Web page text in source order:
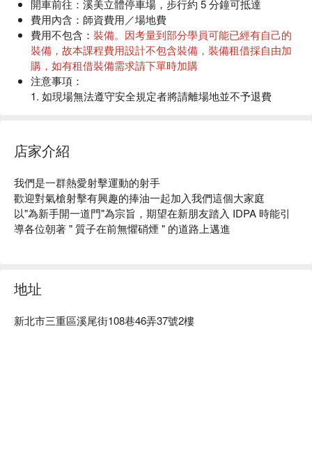
裝備規則介紹與說明
基本持握與射擊教學
IDPA 規則下彈匣更換練習
IDPA 規則下左、右轉、向後轉向射擊
IDPA 規則下移動後射擊
IDPA 規則下切派與戰術優先射擊
單手射擊
COF 實作
開車前往 ：溪美立體停車場，步行約 5 分鐘可抵達
費用內含 ：師資費用／場地費
費用不包含 ： 裝備。因考量到部分學員可能已經有自己的
裝備，故本課程費用設計不包含裝備，裝備租借採自由加
購，如有租借裝備需求請下單時加購
注意事項 ：
1. 如現場無法遵守安全規定者將請離場地並不予退費
天氣影響：
天氣等不可抗之天然災害因素，則主辦單位有權調整課程
活動成行：3 人成團。若人數不足無法開班，平台客服將
於行前通知您改期或全額退費
店家介紹
我們是一群熱愛射擊運動的射手
歡迎對氣槍射擊有興趣的捧油一起加入我們這個大家庭
以"為新手開一道門"為宗旨，期望在新朋友踏入 IDPA 時能引
導各位朝著 " 質子在前無懼硝煙 " 的道路上邁進
地址
新北市三重區溪尾街108巷46弄37號2樓